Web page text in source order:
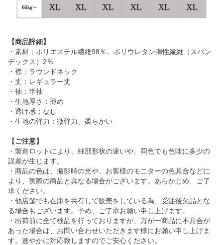
【商品詳細】
・素材：ポリエステル繊維98％、ポリウレタン弾性繊維（スパン
デックス）2％
・襟：ラウンドネック
・丈：レギュラー丈
・袖：半袖
・生地厚さ：薄め
・透け感：なし
・生地の弾力：微弾力、柔らかい
【ご注意】
・製造ロットにより、細部形状の違いや、同色でも色味に多少の
誤差が生じます。
・商品の色は、撮影時の光や、お客様のモニターの色具合などに
より、実際の商品と異なる場合がございます。あらかじめ、ご了
承ください。
・他店舗でも在庫を共有して販売をしている為、受注後欠品とな
る場合もございます。予め、ご了承お願い申し上げます。
・出荷前に全て検品を行っておりますが、万が一商品に不具合が
あった場合は、お問い合わせいただきます様にお願い申し上げま
す。速やかに対応致しますのでご安心ください。